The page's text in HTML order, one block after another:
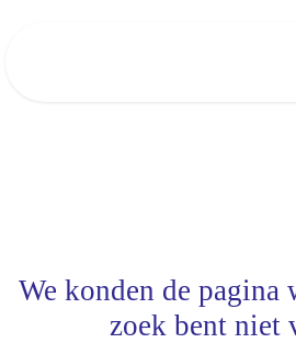
Fout 404
We konden de pagina
zoek bent niet